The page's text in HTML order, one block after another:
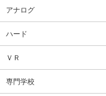
アナログ
ハード
ＶＲ
専門学校